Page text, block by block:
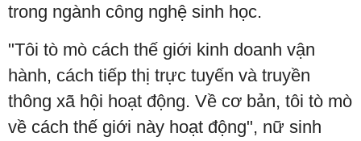
trong ngành công nghệ sinh học.
"Tôi tò mò cách thế giới kinh doanh vận
hành, cách tiếp thị trực tuyến và truyền
thông xã hội hoạt động. Về cơ bản, tôi tò mò
về cách thế giới này hoạt động", nữ sinh